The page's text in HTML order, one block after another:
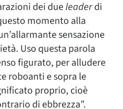
dei dueleaderdi
momento alla
sensazione
Uso questa parola
figurato, per alludere
roboanti e sopra le
proprio, cioè
di ebbrezza”.